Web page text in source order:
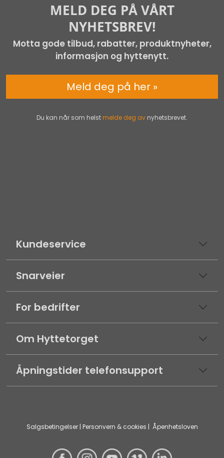
Kundeservice
Snarveier
For bedrifter
Om Hyttetorget
Åpningstider telefonsupport
Salgsbetingelser| Personvern & cookies | Åpenhetsloven
MELD DEG PÅ VÅRT
NYHETSBREV!
Motta gode tilbud, rabatter, produktnyheter,
informasjon og hyttenytt.
Du kan når som helst melde deg av nyhetsbrevet.
Meld deg på her »